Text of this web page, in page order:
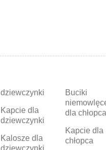
dziewczynki
Kapcie dla
dziewczynki
Kalosze dla
Buciki
dla chłopca
Kapcie dla
chłopca